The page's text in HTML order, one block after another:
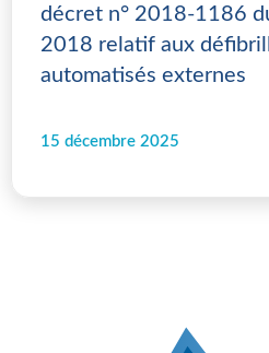
décret n° 2018-1186
2018 relatif aux
automatisés externes
15 décembre 2025